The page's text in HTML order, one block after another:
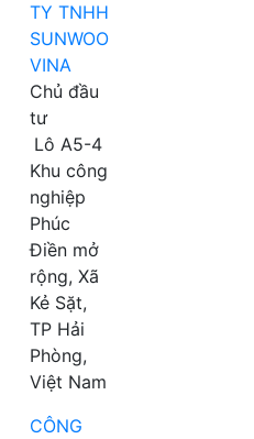
TY TNHH
SUNWOO
VINA
Chủ đầu
tư
Lô A5-4
Khu công
nghiệp
Phúc
Điền mở
rộng, Xã
Kẻ Sặt,
TP Hải
Phòng,
Việt Nam
CÔNG